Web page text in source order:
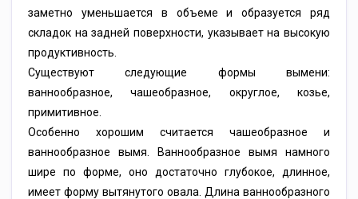
заметно уменьшается в объеме и образуется ряд
складок на задней поверхности, указывает на высокую
продуктивность.
Существуют следующие формы вымени:
ваннообразное, чашеобразное, округлое, козье,
примитивное.
Особенно хорошим считается чашеобразное и
ваннообразное вымя. Ваннообразное вымя намного
шире по форме, оно достаточно глубокое, длинное,
имеет форму вытянутого овала. Длина ваннообразного